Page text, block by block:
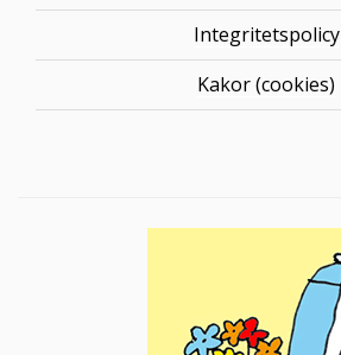
Integritetspolicy
Kakor (cookies)